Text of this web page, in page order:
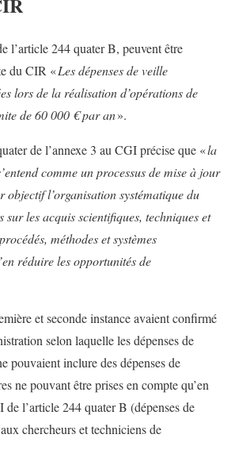
l’article 244 quater B, peuvent être
du CIR «Les dépenses de veille
lors de la réalisation d’opérations de
de 60 000 € par an».
de l’annexe 3 au CGI précise que «la
comme un processus de mise à jour
objectif l’organisation systématique du
sur les acquis scientifiques, techniques et
méthodes et systèmes
réduire les opportunités de
et seconde instance avaient confirmé
selon laquelle les dépenses de
pouvaient inclure des dépenses de
ne pouvant être prises en compte qu’en
l’article 244 quater B (dépenses de
chercheurs et techniciens de